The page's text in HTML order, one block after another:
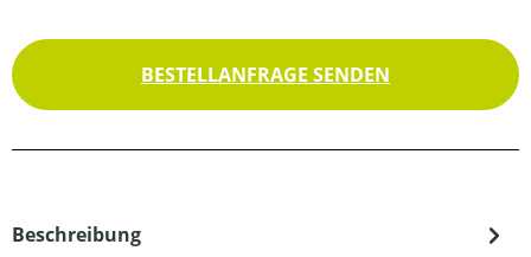
BESTELLANFRAGE SENDEN
Beschreibung